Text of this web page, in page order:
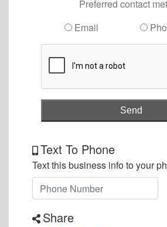
Preferred contact
Email
Send
Text To Phone
Text this business info to your
Share